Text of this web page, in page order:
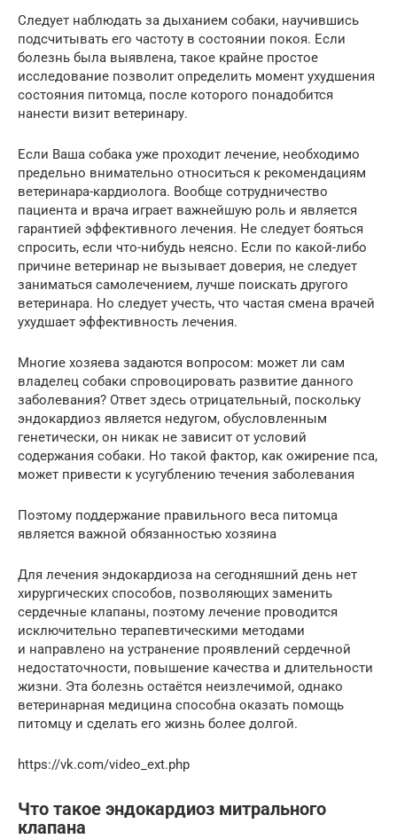
Следует наблюдать за дыханием собаки, научившись
подсчитывать его частоту в состоянии покоя. Если
болезнь была выявлена, такое крайне простое
исследование позволит определить момент ухудшения
состояния питомца, после которого понадобится
нанести визит ветеринару.
Если Ваша собака уже проходит лечение, необходимо
предельно внимательно относиться к рекомендациям
ветеринара-кардиолога. Вообще сотрудничество
пациента и врача играет важнейшую роль и является
гарантией эффективного лечения. Не следует бояться
спросить, если что-нибудь неясно. Если по какой-либо
причине ветеринар не вызывает доверия, не следует
заниматься самолечением, лучше поискать другого
ветеринара. Но следует учесть, что частая смена врачей
ухудшает эффективность лечения.
Многие хозяева задаются вопросом: может ли сам
владелец собаки спровоцировать развитие данного
заболевания? Ответ здесь отрицательный, поскольку
эндокардиоз является недугом, обусловленным
генетически, он никак не зависит от условий
содержания собаки. Но такой фактор, как ожирение пса,
может привести к усугублению течения заболевания
Поэтому поддержание правильного веса питомца
является важной обязанностью хозяина
Для лечения эндокардиоза на сегодняшний день нет
хирургических способов, позволяющих заменить
сердечные клапаны, поэтому лечение проводится
исключительно терапевтическими методами
и направлено на устранение проявлений сердечной
недостаточности, повышение качества и длительности
жизни. Эта болезнь остаётся неизлечимой, однако
ветеринарная медицина способна оказать помощь
питомцу и сделать его жизнь более долгой.
https://vk.com/video_ext.php
Что такое эндокардиоз митрального
клапана